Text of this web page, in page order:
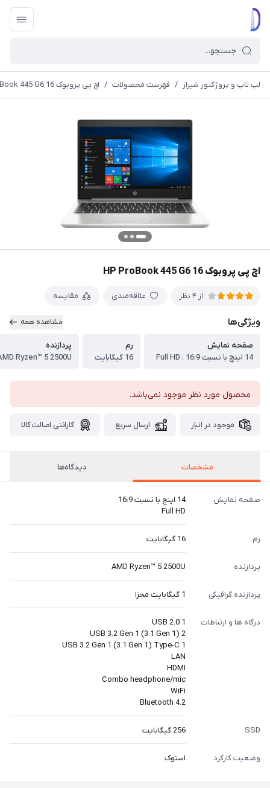
لپ تاپ و پروژکتور شیراز / فهرست محصولات / اچ پی پروبوک 16 HP ProBook 445 G6
اچ پی پروبوک 16 HP ProBook 445 G6
از 4 نظر علاقه‌مندی مقایسه
ویژگی‌ها مشاهده همه
صفحه نمایش
14 اینچ با نسبت 16:9 ، Full HD
رم
16 گیگابایت
پردازنده
Ryzen™ 5 2500U
محصول مورد نظر موجود نمی‌باشد.
موجود در انبار ارسال سریع گارانتی اصالت کالا
مشخصات دیدگاه‌ها
صفحه نمایش
14 اینچ با نسبت 16:9
Full HD
رم 16 گیگابایت
پردازنده AMD Ryzen™ 5 2500U
پردازنده گرافیکی 1 گیگابایت مجزا
درگاه ها و ارتباطات
USB 2.0 1
USB 3.2 Gen 1 (3.1 Gen 1) 2
USB 3.2 Gen 1 (3.1 Gen 1) Type-C 1
LAN
HDMI
Combo headphone/mic
WiFi
Bluetooth 4.2
SSD 256 گیگابایت
وضعیت کارکرد استوک